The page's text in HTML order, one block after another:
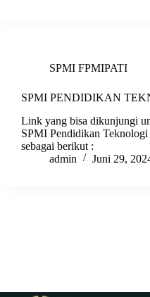
SPMI FPMIPATI
SPMI PENDIDIKAN
Link yang bisa dikunjungi
SPMI Pendidikan
sebagai berikut :
admin
Juni 29,